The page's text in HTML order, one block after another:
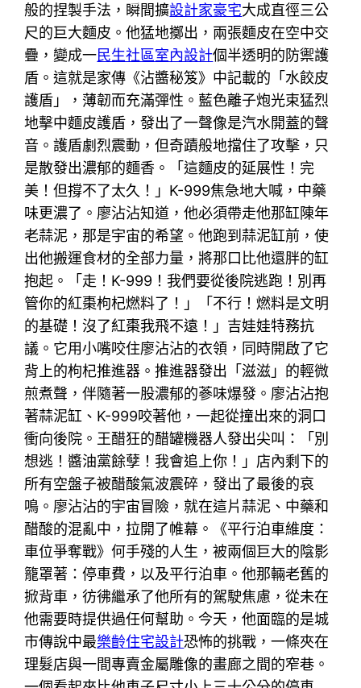
般的捏製手法，瞬間擴設計家豪宅大成直徑三公
尺的巨大麵皮。他猛地擲出，兩張麵皮在空中交
疊，變成一民生社區室內設計個半透明的防禦護
盾。這就是家傳《沾醬秘笈》中記載的「水餃皮
護盾」，薄韌而充滿彈性。藍色離子炮光束猛烈
地擊中麵皮護盾，發出了一聲像是汽水開蓋的聲
音。護盾劇烈震動，但奇蹟般地擋住了攻擊，只
是散發出濃郁的麵香。「這麵皮的延展性！完
美！但撐不了太久！」K-999焦急地大喊，中藥
味更濃了。廖沾沾知道，他必須帶走他那缸陳年
老蒜泥，那是宇宙的希望。他跑到蒜泥缸前，使
出他搬運食材的全部力量，將那口比他還胖的缸
抱起。「走！K-999！我們要從後院逃跑！別再
管你的紅棗枸杞燃料了！」「不行！燃料是文明
的基礎！沒了紅棗我飛不遠！」吉娃娃特務抗
議。它用小嘴咬住廖沾沾的衣領，同時開啟了它
背上的枸杞推進器。推進器發出「滋滋」的輕微
煎煮聲，伴隨著一股濃郁的蔘味爆發。廖沾沾抱
著蒜泥缸、K-999咬著他，一起從撞出來的洞口
衝向後院。王醋狂的醋罐機器人發出尖叫：「別
想逃！醬油黨餘孽！我會追上你！」店內剩下的
所有空盤子被醋酸氣波震碎，發出了最後的哀
鳴。廖沾沾的宇宙冒險，就在這片蒜泥、中藥和
醋酸的混亂中，拉開了帷幕。《平行泊車維度：
車位爭奪戰》何手殘的人生，被兩個巨大的陰影
籠罩著：停車費，以及平行泊車。他那輛老舊的
掀背車，彷彿繼承了他所有的駕駛焦慮，從未在
他需要時提供過任何幫助。今天，他面臨的是城
市傳說中最樂齡住宅設計恐怖的挑戰，一條夾在
理髮店與一間專賣金屬雕像的畫廊之間的窄巷。